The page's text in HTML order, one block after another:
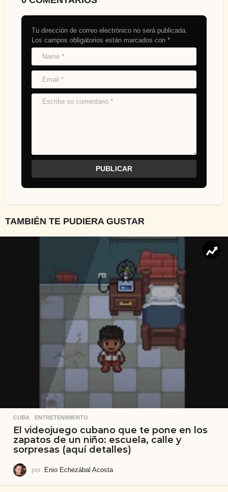
Tu dirección de correo electrónico no será publicada.
Los campos obligatorios están marcados con *
TAMBIÉN TE PUDIERA GUSTAR
CUBA ,ENTRETENIMIENTO
El videojuego cubano que te pone en los
zapatos de un niño: escuela, calle y
sorpresas (aquí detalles)
por Enio Echezábal Acosta